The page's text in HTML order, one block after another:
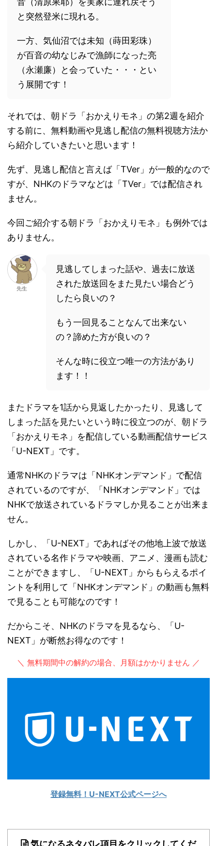
と突然登米に現れる。
一方、気仙沼では未知（蒔田彩珠）
が百音の幼なじみで漁師になった亮
（永瀬廉）と会っていた・・・とい
う展開です！
それでは、朝ドラ「おかえりモネ」の第2週を紹介
する前に、無料動画や見逃し配信の無料視聴方法か
ら紹介していきたいと思います！
先ず、見逃し配信と言えば「TVer」が一般的なので
すが、NHKのドラマなどは「TVer」では配信され
ません。
今回ご紹介する朝ドラ「おかえりモネ」も例外では
ありません。
先生
見逃してしまった話や、過去に放送
された放送回をまた見たい場合どう
したら良いの？
もう一回見ることなんて出来ない
の？諦めた方が良いの？
そんな時に役立つ唯一の方法があり
ます！！
またドラマを1話から見返したかったり、見逃して
しまった話を見たいという時に役立つのが、朝ドラ
「おかえりモネ」を配信している動画配信サービス
「U-NEXT」です。
通常NHKのドラマは「NHKオンデマンド」で配信
されているのですが、「NHKオンデマンド」では
NHKで放送されているドラマしか見ることが出来ま
せん。
しかし、「U-NEXT」であればその他地上波で放送
されている名作ドラマや映画、アニメ、漫画も読む
ことができますし、「U-NEXT」からもらえるポイ
ントを利用して「NHKオンデマンド」の動画も無料
で見ることも可能なのです！
だからこそ、NHKのドラマを見るなら、「U-
NEXT」が断然お得なのです！
＼ 無料期間中の解約の場合、月額はかかりません ／
登録無料！U-NEXT公式ページへ
気になるネタバレ項目をクリックしてくだ